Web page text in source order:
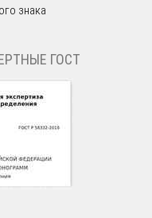
знака
ГОСТ